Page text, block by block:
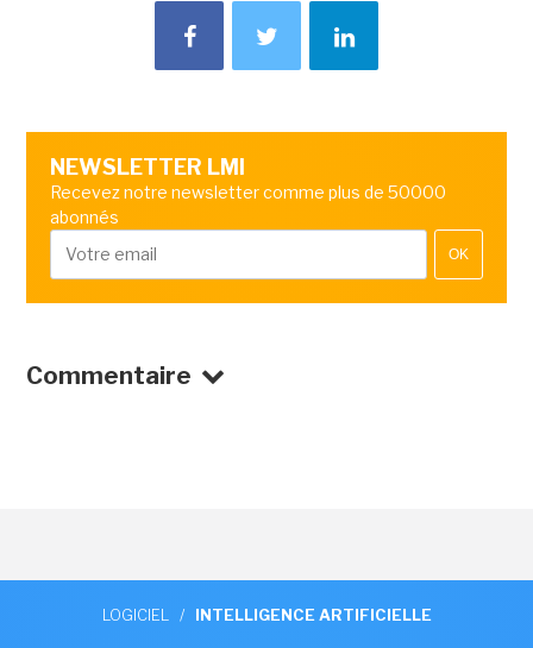
NEWSLETTER LMI
Recevez notre newsletter comme plus de 50000
abonnés
OK
Commentaire
LOGICIEL / INTELLIGENCE ARTIFICIELLE